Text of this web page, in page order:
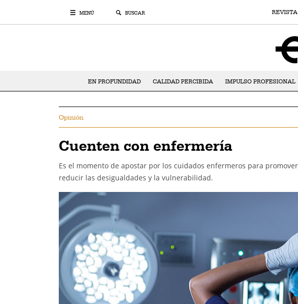
MENÚ BUSCAR REVISTA
EN PROFUNDIDAD CALIDAD PERCIBIDA IMPULSO PROFESIONAL
Opinión
Cuenten con enfermería
Es el momento de apostar por los cuidados enfermeros para
reducir las desigualdades y la vulnerabilidad.